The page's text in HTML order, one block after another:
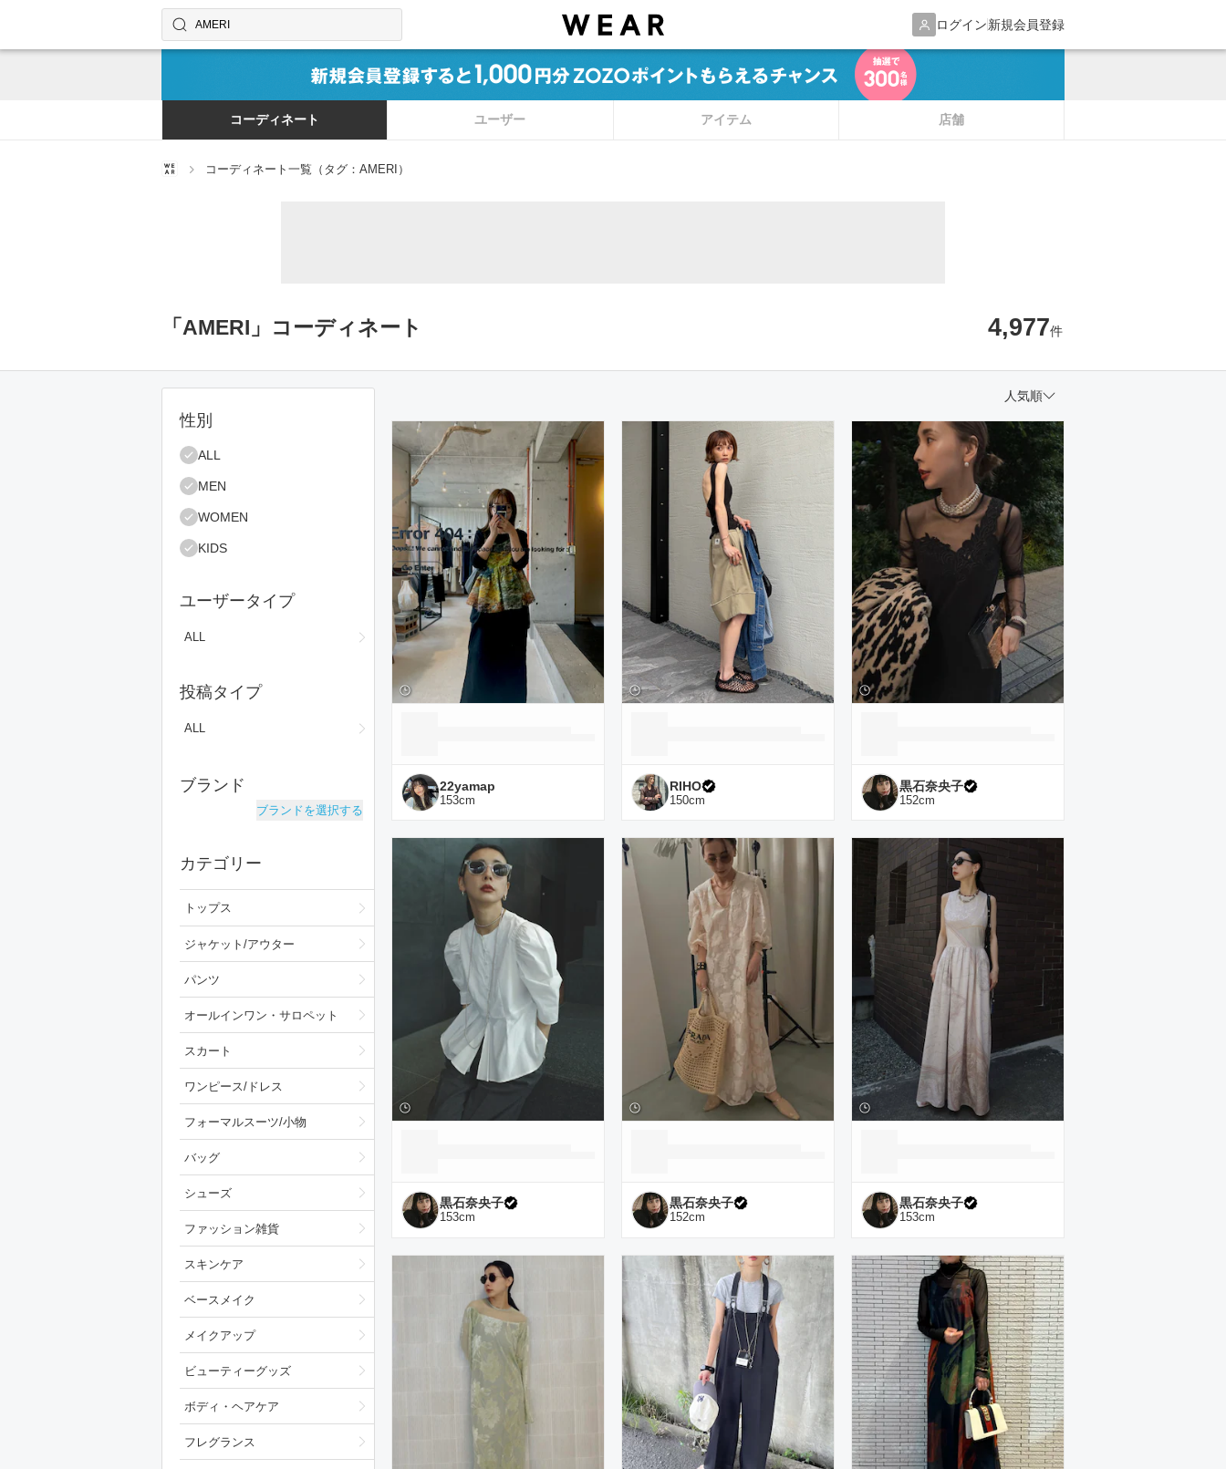
ログイン新規会員登録
コーディネートやユーザーを探す
検索する
コーディネート ユーザー アイテム 店舗
コーディネート一覧（タグ：AMERI）
「AMERI」コーディネート 4,977件
絞り込み条件
性別
ALL
MEN
WOMEN
KIDS
ユーザータイプ
ALL
投稿タイプ
ALL
ブランド
ブランドを選択する
カテゴリー
トップス
ジャケット/アウター
パンツ
オールインワン・サロペット
スカート
ワンピース/ドレス
フォーマルスーツ/小物
バッグ
シューズ
ファッション雑貨
スキンケア
ベースメイク
メイクアップ
ビューティーグッズ
ボディ・ヘアケア
フレグランス
人気順
コーディネート一覧
22yamap
153cm
RIHO
150cm
黒石奈央子
152cm
黒石奈央子
153cm
黒石奈央子
152cm
黒石奈央子
153cm